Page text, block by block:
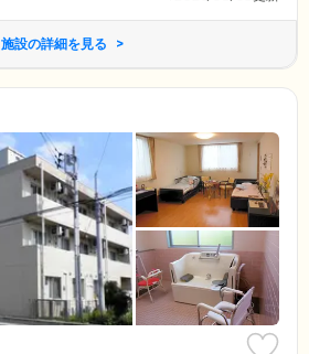
施設の詳細を見る